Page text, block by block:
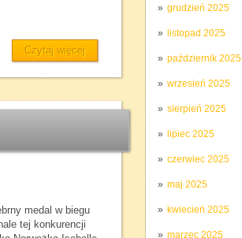
grudzień 2025
listopad 2025
październik 2025
wrzesień 2025
sierpień 2025
lipiec 2025
czerwiec 2025
maj 2025
kwiecień 2025
marzec 2025
Czytaj więcej
medal w biegu
tej konkurencji